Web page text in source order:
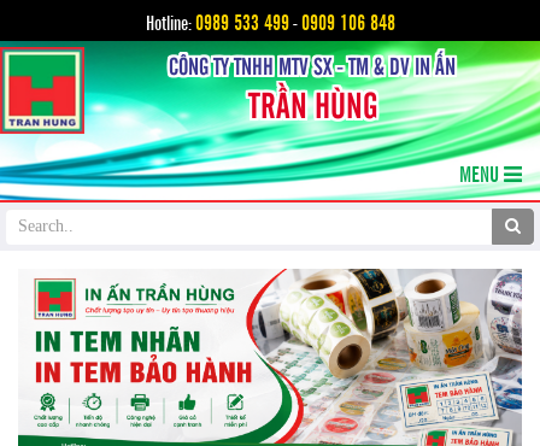
Hotline:0989 533 499-0909 106 848
CÔNG TY TNHH MTV SX - TM & DV IN ẤN
TRẦN HÙNG
MENU